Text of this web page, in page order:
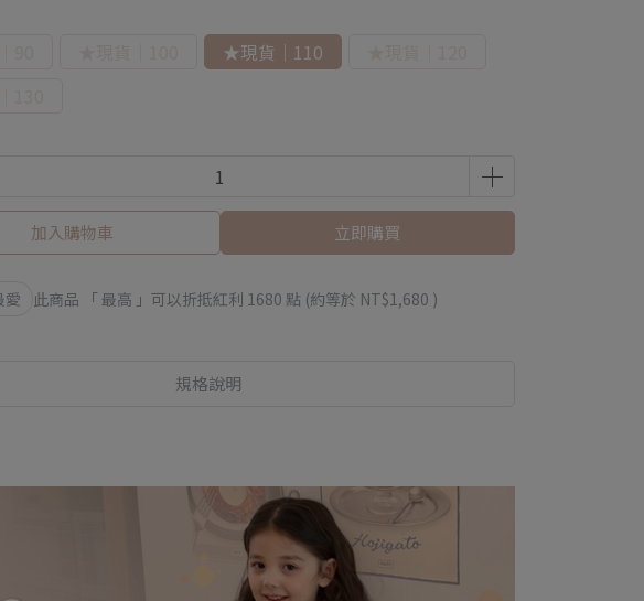
★現貨｜110
加入購物車 立即購買
愛 此商品 「 最高 」可以折抵紅利 1680 點 (約等於 NT$1,680 )
規格說明